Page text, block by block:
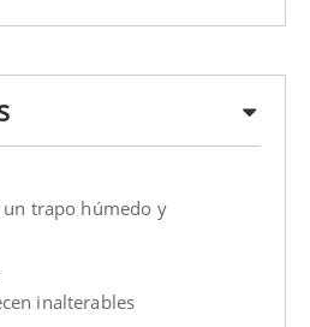
trapo húmedo y
inalterables